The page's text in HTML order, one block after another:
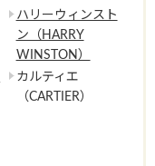
ハリーウィンスト
ン（HARRY
WINSTON）
カルティエ
（CARTIER）